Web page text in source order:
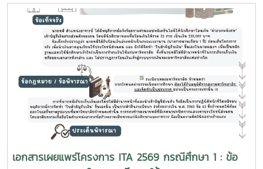
เอกสารเผยแพร่โครงการ ITA 2569 กรณีศึกษา 1 : ข้อ